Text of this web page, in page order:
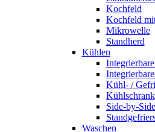
Kochfeld
Kochfeld
Mikrowelle
Standherd
Kühlen
Kühl- /
Kühlschrank
Side-by-Side
Waschen